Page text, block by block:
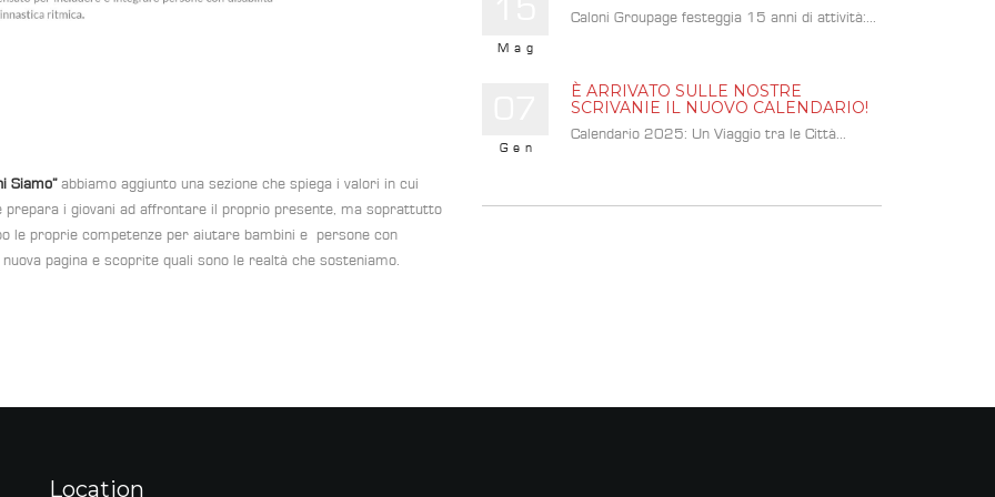
Siamo”abbiamo aggiunto una sezione che spiega i valori in cui
i giovani ad affrontare il proprio presente, ma soprattutto
le proprie competenze per aiutare bambini e persone con
pagina e scoprite quali sono le realtà che sosteniamo.
Mag
Caloni Groupage festeggia 15 anni di attività:...
Gen
È ARRIVATO SULLE NOSTRE
SCRIVANIE IL NUOVO CALENDARIO!
Calendario 2025: Un Viaggio tra le Città...
Location